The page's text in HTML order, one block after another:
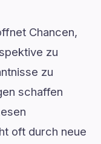
Chancen,
zu
zu
schaffen
oft durch neue